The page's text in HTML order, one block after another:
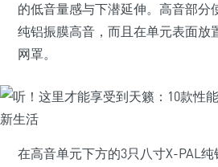
的低音量感与下潜延伸。高音部分
纯铝振膜高音，而且在单元表面放
网罩。
在高音单元下方的3只八寸X-PAL